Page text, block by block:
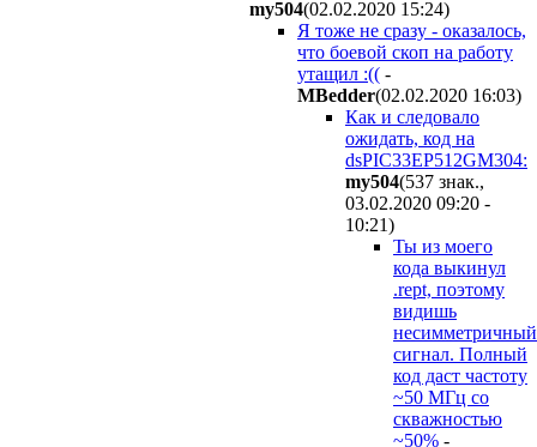
my504(02.02.2020 15:24)
Я тоже не сразу - оказалось,
что боевой скоп на работу
утащил :(( -
MBedder(02.02.2020 16:03)
Как и следовало
ожидать, код на
dsPIC33EP512GM304:
my504(537 знак.,
03.02.2020 09:20 -
10:21)
Ты из моего
кода выкинул
.rept, поэтому
видишь
несимметричный
сигнал. Полный
код даст частоту
~50 МГц со
скважностью
~50% -